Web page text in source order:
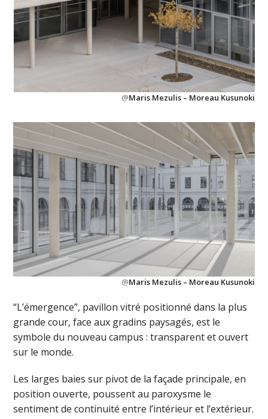
@Maris Mezulis – Moreau Kusunoki
@Maris Mezulis – Moreau Kusunoki
“L’émergence”, pavillon vitré positionné dans la plus
grande cour, face aux gradins paysagés, est le
symbole du nouveau campus : transparent et ouvert
sur le monde.
Les larges baies sur pivot de la façade principale, en
position ouverte, poussent au paroxysme le
sentiment de continuité entre l’intérieur et l’extérieur.